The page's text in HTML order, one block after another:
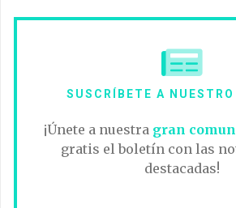
SUSCRÍBETE A
¡Únete a nuestra gran
gratis el boletín con las
destacadas!